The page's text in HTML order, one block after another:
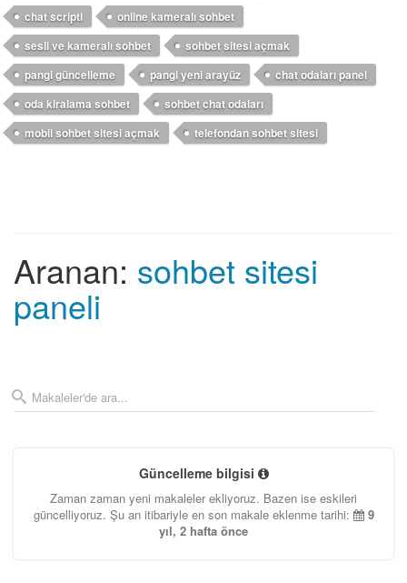
chat scripti
online kameralı sohbet
sesli ve kameralı sohbet
sohbet sitesi açmak
pangi güncelleme
pangi yeni arayüz
chat odaları panel
oda kiralama sohbet
sohbet chat odaları
mobil sohbet sitesi açmak
telefondan sohbet sitesi
Aranan: sohbet sitesi
paneli
Güncelleme bilgisi
Zaman zaman yeni makaleler ekliyoruz. Bazen ise eskileri
güncelliyoruz. Şu an itibariyle en son makale eklenme tarihi:
9
yıl, 2 hafta önce